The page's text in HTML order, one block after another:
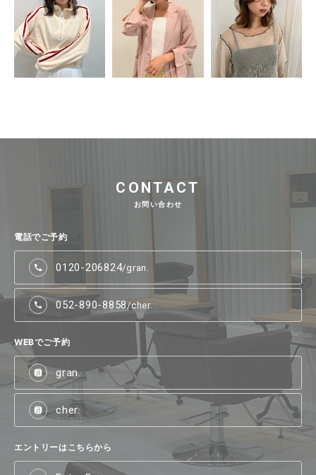
CONTACT
お問い合わせ
電話でご予約
0120-206824/gran.
052-890-8858/cher.
WEBでご予約
gran.
cher.
エントリーはこちらから